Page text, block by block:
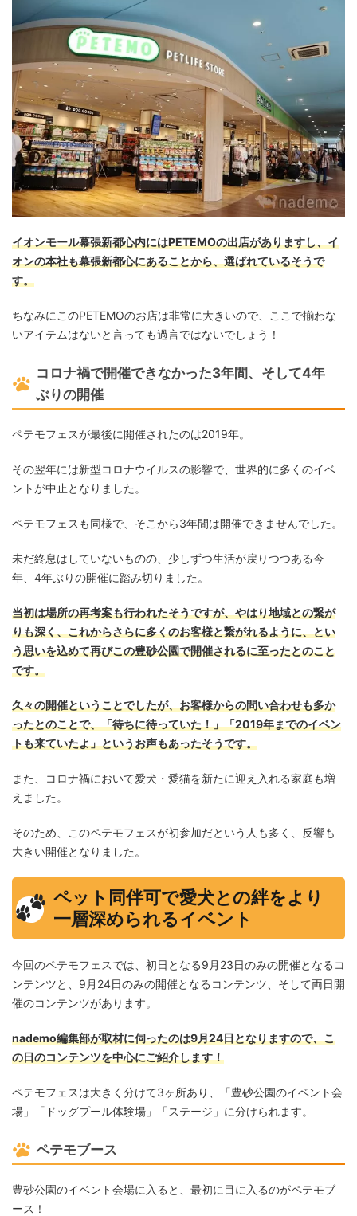
イオンモール幕張新都心内にはPETEMOの出店がありますし、イ
オンの本社も幕張新都心にあることから、選ばれているそうで
す。
ちなみにこのPETEMOのお店は非常に大きいので、ここで揃わな
いアイテムはないと言っても過言ではないでしょう！
コロナ禍で開催できなかった3年間、そして4年
ぶりの開催
ペテモフェスが最後に開催されたのは2019年。
その翌年には新型コロナウイルスの影響で、世界的に多くのイベ
ントが中止となりました。
ペテモフェスも同様で、そこから3年間は開催できませんでした。
未だ終息はしていないものの、少しずつ生活が戻りつつある今
年、4年ぶりの開催に踏み切りました。
当初は場所の再考案も行われたそうですが、やはり地域との繋が
りも深く、これからさらに多くのお客様と繋がれるように、とい
う思いを込めて再びこの豊砂公園で開催されるに至ったとのこと
です。
久々の開催ということでしたが、お客様からの問い合わせも多か
ったとのことで、「待ちに待っていた！」「2019年までのイベン
トも来ていたよ」というお声もあったそうです。
また、コロナ禍において愛犬・愛猫を新たに迎え入れる家庭も増
えました。
そのため、このペテモフェスが初参加だという人も多く、反響も
大きい開催となりました。
ペット同伴可で愛犬との絆をより
一層深められるイベント
今回のペテモフェスでは、初日となる9月23日のみの開催となるコ
ンテンツと、9月24日のみの開催となるコンテンツ、そして両日開
催のコンテンツがあります。
nademo編集部が取材に伺ったのは9月24日となりますので、こ
の日のコンテンツを中心にご紹介します！
ペテモフェスは大きく分けて3ヶ所あり、「豊砂公園のイベント会
場」「ドッグプール体験場」「ステージ」に分けられます。
ペテモブース
豊砂公園のイベント会場に入ると、最初に目に入るのがペテモブ
ース！